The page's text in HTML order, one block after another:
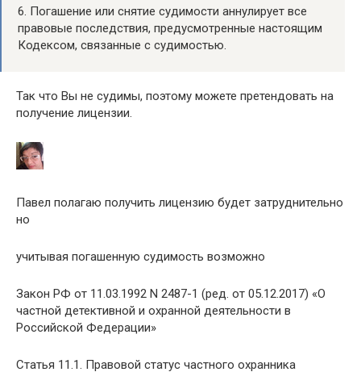
6. Погашение или снятие судимости аннулирует все
правовые последствия, предусмотренные настоящим
Кодексом, связанные с судимостью.
Так что Вы не судимы, поэтому можете претендовать на
получение лицензии.
Павел полагаю получить лицензию будет затруднительно
но
учитывая погашенную судимость возможно
Закон РФ от 11.03.1992 N 2487-1 (ред. от 05.12.2017) «О
частной детективной и охранной деятельности в
Российской Федерации»
Статья 11.1. Правовой статус частного охранника